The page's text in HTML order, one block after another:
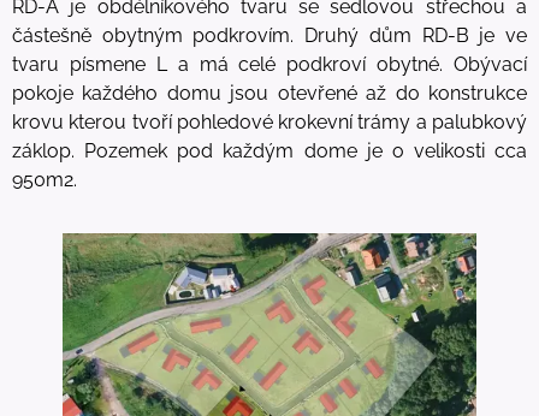
RD-A je obdélníkového tvaru se sedlovou střechou a
částešně obytným podkrovím. Druhý dům RD-B je ve
tvaru písmene L a má celé podkroví obytné. Obývací
pokoje každého domu jsou otevřené až do konstrukce
krovu kterou tvoří pohledové krokevní trámy a palubkový
záklop. Pozemek pod každým dome je o velikosti cca
950m2.